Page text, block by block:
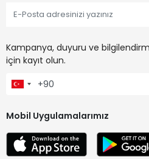
Kampanya, duyuru ve
için kayıt olun.
Mobil Uygulamalarımız